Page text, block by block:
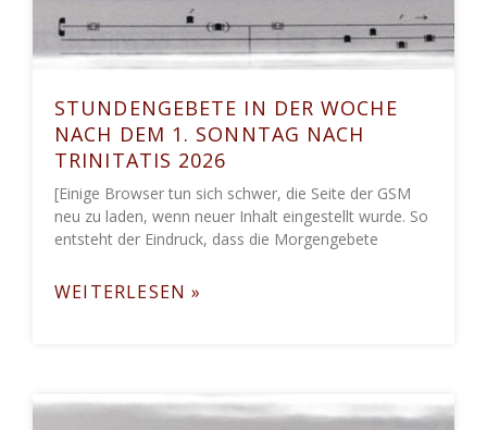
STUNDENGEBETE IN DER WOCHE
NACH DEM 1. SONNTAG NACH
TRINITATIS 2026
[Einige Browser tun sich schwer, die Seite der GSM
neu zu laden, wenn neuer Inhalt eingestellt wurde. So
entsteht der Eindruck, dass die Morgengebete
WEITERLESEN »